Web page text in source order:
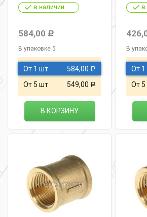
в наличии
584,00 Р
В упаковке 5
От 1 шт 584,00 Р
От 5 шт 549,00 Р
В КОРЗИНУ
в
В
От
От